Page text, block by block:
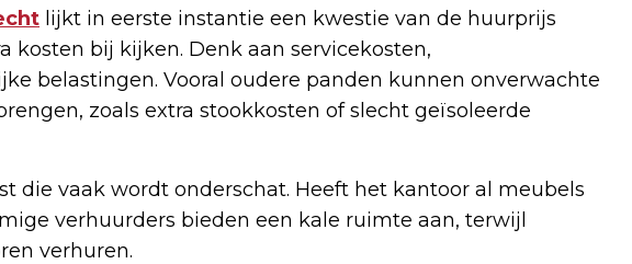
lijkt in eerste instantie een kwestie van de huurprijs
kosten bij kijken. Denk aan servicekosten,
belastingen. Vooral oudere panden kunnen onverwachte
zoals extra stookkosten of slecht geïsoleerde
die vaak wordt onderschat. Heeft het kantoor al meubels
verhuurders bieden een kale ruimte aan, terwijl
verhuren.